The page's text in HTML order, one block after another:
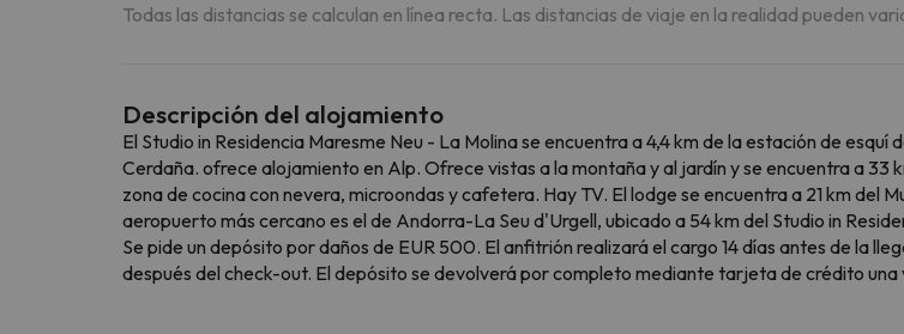
Todas las distancias se calculan en línea recta. Las distancias de viaje en la realidad pueden
Descripción del alojamiento
El Studio in Residencia Maresme Neu - La Molina se encuentra a 4,4 km de la estación de esquí
Cerdaña. ofrece alojamiento en Alp. Ofrece vistas a la montaña y al jardín y se encuentra a 33
zona de cocina con nevera, microondas y cafetera. Hay TV. El lodge se encuentra a 21 km del
aeropuerto más cercano es el de Andorra-La Seu d'Urgell, ubicado a 54 km del Studio in
Se pide un depósito por daños de EUR 500. El anfitrión realizará el cargo 14 días antes de la
después del check-out. El depósito se devolverá por completo mediante tarjeta de crédito